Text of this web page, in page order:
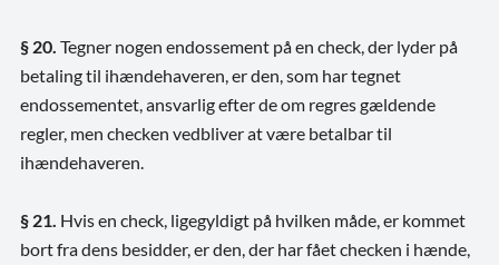
§ 20. Tegner nogen endossement på en check, der lyder på
betaling til ihændehaveren, er den, som har tegnet
endossementet, ansvarlig efter de om regres gældende
regler, men checken vedbliver at være betalbar til
ihændehaveren.
§ 21. Hvis en check, ligegyldigt på hvilken måde, er kommet
bort fra dens besidder, er den, der har fået checken i hænde,